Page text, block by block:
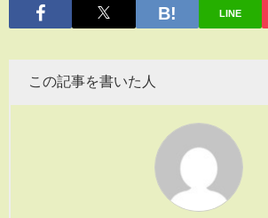
LINE
この記事を書いた人